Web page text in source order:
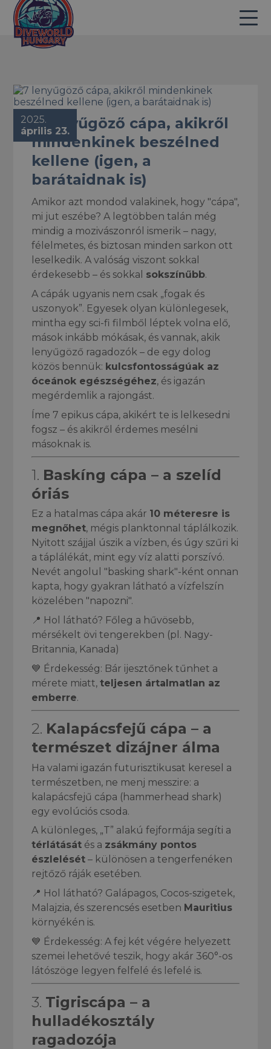
2025.
április 23.
7 lenyűgöző cápa, akikről
mindenkinek beszélned
kellene (igen, a
barátaidnak is)
Amikor azt mondod valakinek, hogy "cápa",
mi jut eszébe? A legtöbben talán még
mindig a mozivászonról ismerik – nagy,
félelmetes, és biztosan minden sarkon ott
leselkedik. A valóság viszont sokkal
érdekesebb – és sokkal sokszínűbb.
A cápák ugyanis nem csak „fogak és
uszonyok”. Egyesek olyan különlegesek,
mintha egy sci-fi filmből léptek volna elő,
mások inkább mókásak, és vannak, akik
lenyűgöző ragadozók – de egy dolog
közös bennük: kulcsfontosságúak az
óceánok egészségéhez, és igazán
megérdemlik a rajongást.
Íme 7 epikus cápa, akikért te is lelkesedni
fogsz – és akikről érdemes mesélni
másoknak is.
1. Baskíng cápa – a szelíd
óriás
Ez a hatalmas cápa akár 10 méteresre is
megnőhet, mégis planktonnal táplálkozik.
Nyitott szájjal úszik a vízben, és úgy szűri ki
a táplálékát, mint egy víz alatti porszívó.
Nevét angolul "basking shark"-ként onnan
kapta, hogy gyakran látható a vízfelszín
közelében "napozni".
📍 Hol látható? Főleg a hűvösebb,
mérsékelt övi tengerekben (pl. Nagy-
Britannia, Kanada)
💙 Érdekesség: Bár ijesztőnek tűnhet a
mérete miatt,teljesen ártalmatlan az
emberre.
2. Kalapácsfejű cápa – a
természet dizájner álma
Ha valami igazán futurisztikusat keresel a
természetben, ne menj messzire: a
kalapácsfejű cápa (hammerhead shark)
egy evolúciós csoda.
A különleges, „T” alakú fejformája segíti a
térlátását és a zsákmány pontos
észlelését – különösen a tengerfenéken
rejtőző ráják esetében.
📍 Hol látható? Galápagos, Cocos-szigetek,
Malajzia, és szerencsés esetben Mauritius
környékén is.
💙 Érdekesség: A fej két végére helyezett
szemei lehetővé teszik, hogy akár 360°-os
látószöge legyen felfelé és lefelé is.
3. Tigriscápa – a
hulladékosztály
ragadozója